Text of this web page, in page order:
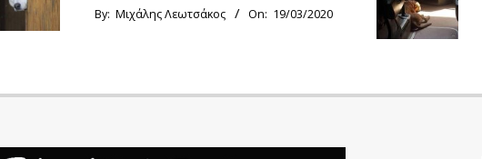
By: Μιχάλης Λεωτσάκος On: 19/03/2020